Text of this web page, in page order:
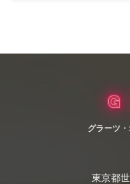
グラーツ
東京都